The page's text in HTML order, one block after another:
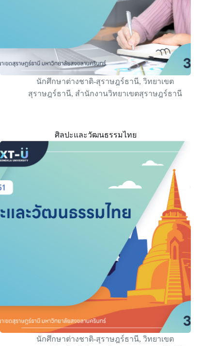
นักศึกษาต่างชาติ-สุราษฎร์ธานี,วิทยาเขต
สุราษฎร์ธานี, สำนักงานวิทยาเขตสุราษฎร์ธานี
ศิลปะและวัฒนธรรมไทย
นักศึกษาต่างชาติ-สุราษฎร์ธานี,วิทยาเขต